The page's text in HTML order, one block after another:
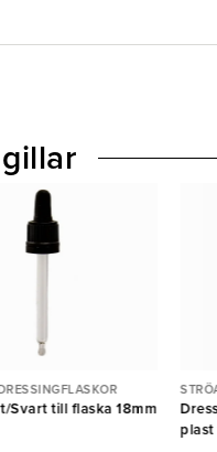
Svart till flaska 18mm
plast